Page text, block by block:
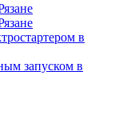
в
запуском в